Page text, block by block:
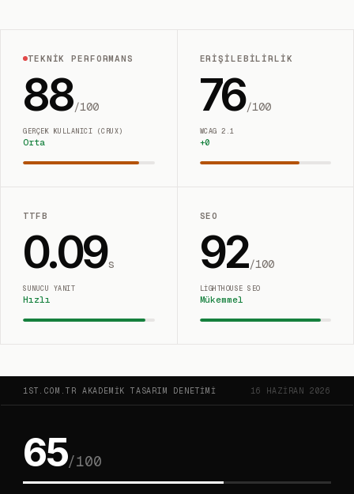
TEKNIK PERFORMANS
88/100
GERÇEK KULLANICI (CRUX)
Orta
ERIŞILEBILIRLIK
76/100
WCAG 2.1
+0
TTFB
0.09s
SUNUCU YANIT
Hızlı
SEO
92/100
LIGHTHOUSE SEO
Mükemmel
1ST.COM.TR AKADEMIK TASARIM DENETIMI 16 HAZIRAN 2026
65/100